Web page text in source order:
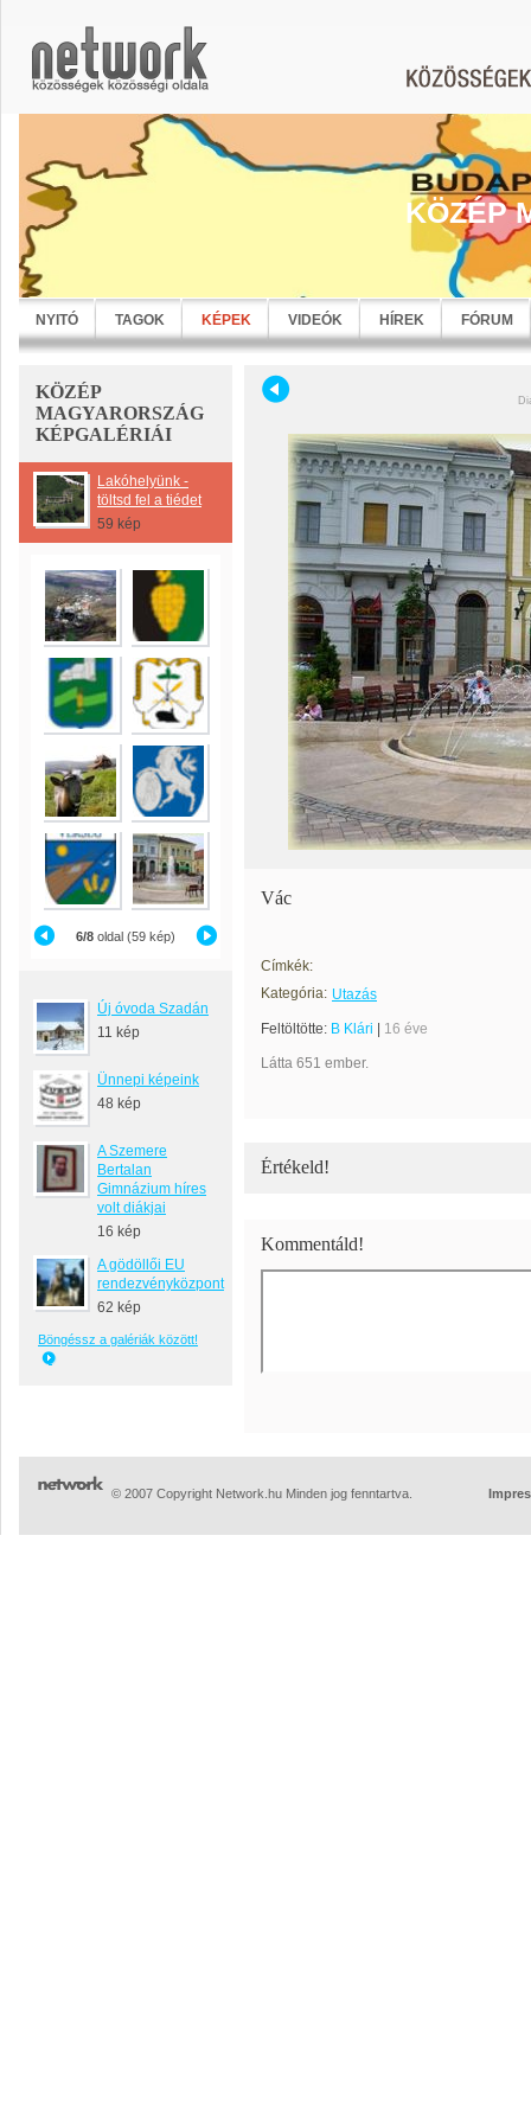
KÖZÉP
NYITÓ TAGOK KÉPEK VIDEÓK HÍREK FÓRUM
KÖZÉP
MAGYARORSZÁG
KÉPGALÉRIÁI
Lakóhelyünk -
töltsd fel a tiédet
59 kép
6/8 oldal (59 kép)
Új óvoda Szadán
11 kép
Ünnepi képeink
48 kép
A Szemere
Bertalan
Gimnázium híres
volt diákjai
16 kép
A gödöllői EU
rendezvényközpont
62 kép
Böngéssz a galériák között!
Vác
Címkék:
Kategória: Utazás
Feltöltötte: B Klári 16 éve
Látta 651 ember.
Értékeld!
Kommentáld!
© 2007 Copyright Network.hu Minden jog fenntartva.